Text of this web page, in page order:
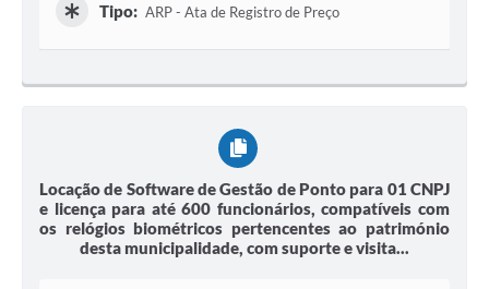
Tipo: ARP - Ata de Registro de Preço
Locação de Software de Gestão de Ponto para 01 CNPJ
e licença para até 600 funcionários, compatíveis com
os relógios biométricos pertencentes ao património
desta municipalidade, com suporte e visita...